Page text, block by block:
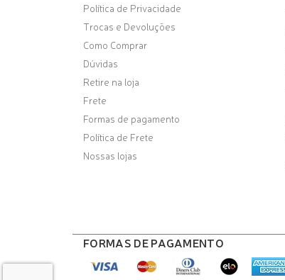
Política de Privacidade
Trocas e Devoluções
Como Comprar
Dúvidas
Retire na loja
Frete
Formas de pagamento
Política de Frete
Nossas lojas
FORMAS DE PAGAMENTO